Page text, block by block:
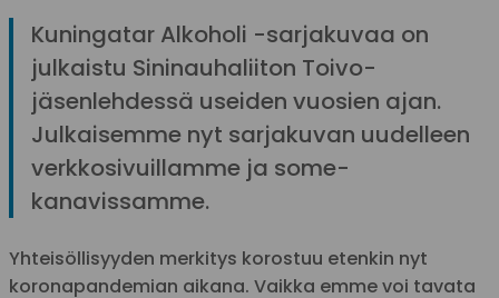
Kuningatar Alkoholi -sarjakuvaa on
julkaistu Sininauhaliiton Toivo-
jäsenlehdessä useiden vuosien ajan.
Julkaisemme nyt sarjakuvan uudelleen
verkkosivuillamme ja some-
kanavissamme.
Yhteisöllisyyden merkitys korostuu etenkin nyt
koronapandemian aikana. Vaikka emme voi tavata